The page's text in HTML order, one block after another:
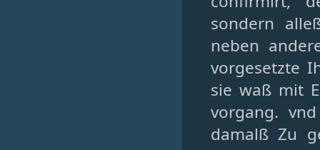
sondern
neben
vorgesetzte
sie waß mit
vorgang.
damalß Zu